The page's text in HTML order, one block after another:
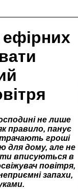
ефірних
не лише
правило, панує
гроші
для дому, але не
вписуються в
повітря,
запахи,